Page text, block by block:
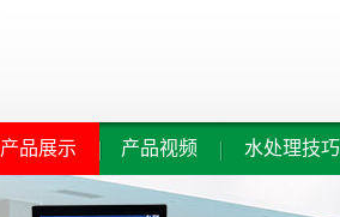
产品展示 产品视频 水处理技巧